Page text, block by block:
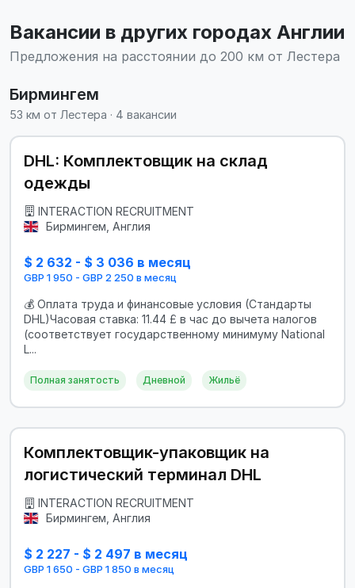
Вакансии в других городах Англии
Предложения на расстоянии до 200 км от Лестера
Бирмингем
53 км от Лестера · 4 вакансии
DHL: Комплектовщик на склад
одежды
INTERACTION RECRUITMENT
Бирмингем, Англия
$ 2 632 - $ 3 036 в месяц
GBP 1 950 - GBP 2 250 в месяц
💰 Оплата труда и финансовые условия (Стандарты
DHL)Часовая ставка: 11.44 £ в час до вычета налогов
(соответствует государственному минимуму National
L...
Полная занятость Дневной Жильё
Комплектовщик-упаковщик на
логистический терминал DHL
INTERACTION RECRUITMENT
Бирмингем, Англия
$ 2 227 - $ 2 497 в месяц
GBP 1 650 - GBP 1 850 в месяц